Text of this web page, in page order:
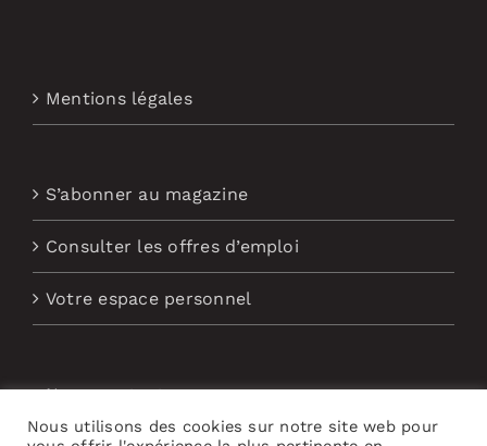
Mentions légales
S’abonner au magazine
Consulter les offres d’emploi
Votre espace personnel
Nous contacter
Nous utilisons des cookies sur notre site web pour